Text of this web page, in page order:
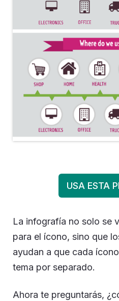
USA ESTA
La infografía no solo se
para el ícono, sino que
ayudan a que cada
tema por separado.
Ahora te preguntarás,